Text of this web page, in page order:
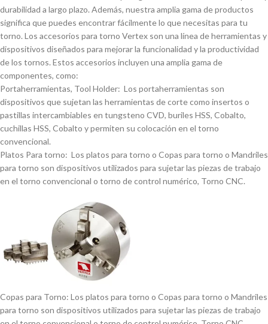
durabilidad a largo plazo. Además, nuestra amplia gama de productos
significa que puedes encontrar fácilmente lo que necesitas para tu
torno. Los accesorios para torno Vertex son una lí­nea de herramientas y
dispositivos diseñados para mejorar la funcionalidad y la productividad
de los tornos. Estos accesorios incluyen una amplia gama de
componentes, como:
Portaherramientas, Tool Holder: Los portaherramientas son
dispositivos que sujetan las herramientas de corte como insertos o
pastillas intercambiables en tungsteno CVD, buriles HSS, Cobalto,
cuchillas HSS, Cobalto y permiten su colocación en el torno
convencional.
Platos Para torno: Los platos para torno o Copas para torno o Mandriles
para torno son dispositivos utilizados para sujetar las piezas de trabajo
en el torno convencional o torno de control numérico, Torno CNC.
Copas para Torno: Los platos para torno o Copas para torno o Mandriles
para torno son dispositivos utilizados para sujetar las piezas de trabajo